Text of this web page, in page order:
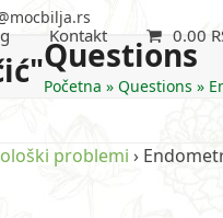
Kontakt 0.00
Questions
Početna » Questions »
problemi ›